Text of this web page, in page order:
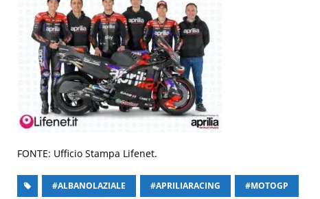
FONTE: Ufficio Stampa Lifenet.
#ALBANOLAZIALE #APRILIARACING #MOTOGP